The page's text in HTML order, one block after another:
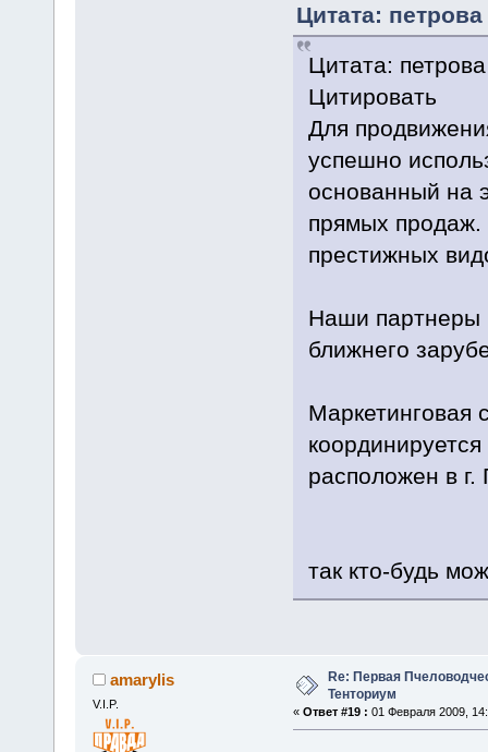
Цитата:
Цитата:
Цитировать
Для
успешно
основанный на
прямых
престижных
Наши партнеры
ближнего
Маркетинговая
расположен в
так кто-будь
amarylis
V.I.P.
Re: Первая
Тенториум
« Ответ #19 : 01 Февраля 2009,